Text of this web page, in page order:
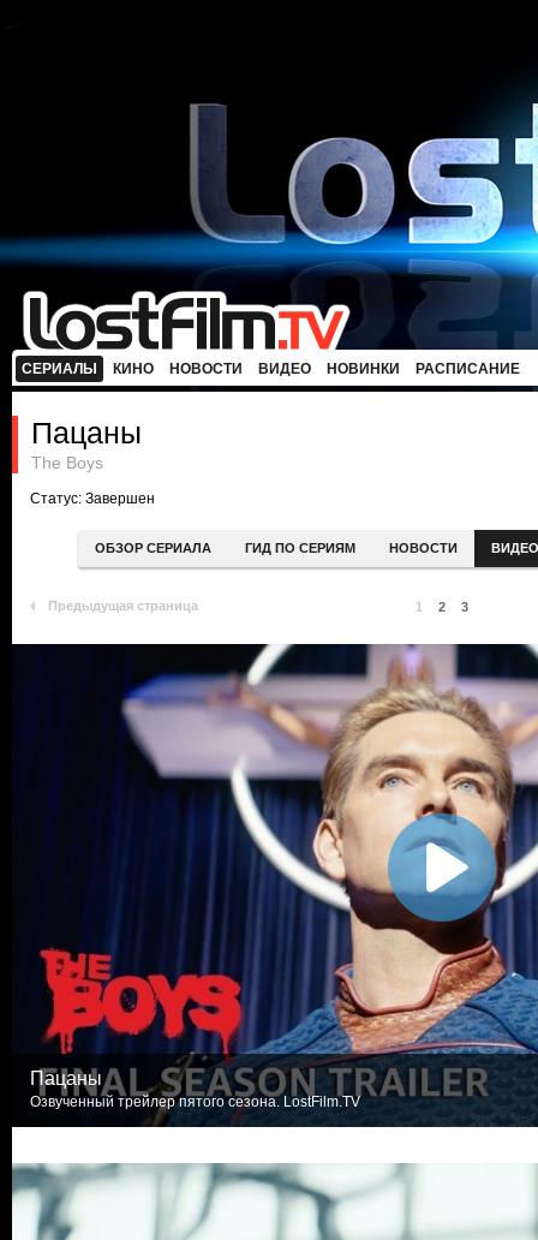
СЕРИАЛЫ КИНО НОВОСТИ ВИДЕО НОВИНКИ РАСПИСАНИЕ
Пацаны
The Boys
Статус: Завершен
ОБЗОР СЕРИАЛА ГИД ПО СЕРИЯМ НОВОСТИ ВИДЕО
Предыдущая страница 1 2 3
Пацаны
Озвученный трейлер пятого сезона. LostFilm.TV